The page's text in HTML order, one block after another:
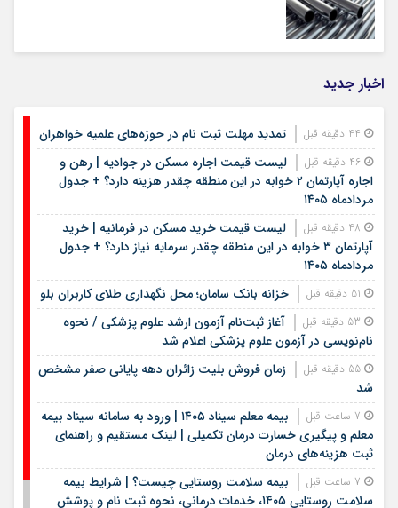
اخبار جدید
تمدید مهلت ثبت نام در حوزه‌های علمیه خواهران
لیست قیمت اجاره مسکن در جوادیه | رهن و
اجاره آپارتمان ۲ خوابه در این منطقه چقدر هزینه دارد؟ + جدول
مردادماه ۱۴۰۵
لیست قیمت خرید مسکن در فرمانیه | خرید
آپارتمان ۳ خوابه در این منطقه چقدر سرمایه نیاز دارد؟ + جدول
مردادماه ۱۴۰۵
خزانه بانک سامان؛ محل نگهداری طلای کاربران بلو
آغاز ثبت‌نام آزمون ارشد علوم پزشکی / نحوه
نام‌نویسی در آزمون علوم پزشکی اعلام شد
زمان فروش بلیت زائران دهه پایانی صفر مشخص
شد
بیمه معلم سیناد ۱۴۰۵ | ورود به سامانه سیناد بیمه
معلم و پیگیری خسارت درمان تکمیلی | لینک مستقیم و راهنمای
ثبت هزینه‌های درمان
بیمه سلامت روستایی چیست؟ | شرایط بیمه
سلامت روستایی ۱۴۰۵، خدمات درمانی، نحوه ثبت نام و پوشش